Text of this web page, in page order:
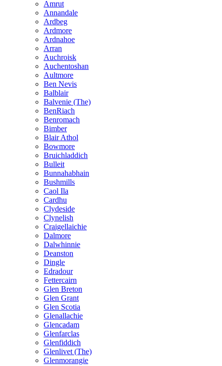
Amrut
Annandale
Ardbeg
Ardmore
Ardnahoe
Arran
Auchroisk
Auchentoshan
Aultmore
Ben Nevis
Balblair
Balvenie (The)
BenRiach
Benromach
Bimber
Blair Athol
Bowmore
Bruichladdich
Bulleit
Bunnahabhain
Bushmills
Caol Ila
Cardhu
Clydeside
Clynelish
Craigellaichie
Dalmore
Dalwhinnie
Deanston
Dingle
Edradour
Fettercairn
Glen Breton
Glen Grant
Glen Scotia
Glenallachie
Glencadam
Glenfarclas
Glenfiddich
Glenlivet (The)
Glenmorangie